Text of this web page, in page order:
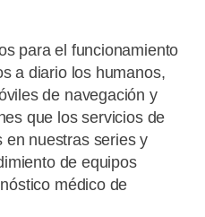
para el funcionamiento
a diario los humanos,
de navegación y
que los servicios de
en nuestras series y
de equipos
médico de